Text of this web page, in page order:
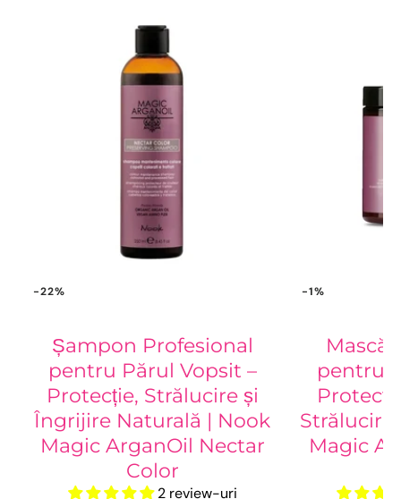
-22%
Șampon Profesional
pentru Părul Vopsit –
Protecție, Strălucire și
Îngrijire Naturală | Nook
Magic ArganOil Nectar
Color
2 review-uri
-1%
Mască
pentru
Strălucire
Magic